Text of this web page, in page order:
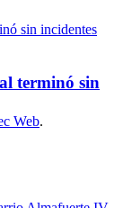
terminó sin
Web.